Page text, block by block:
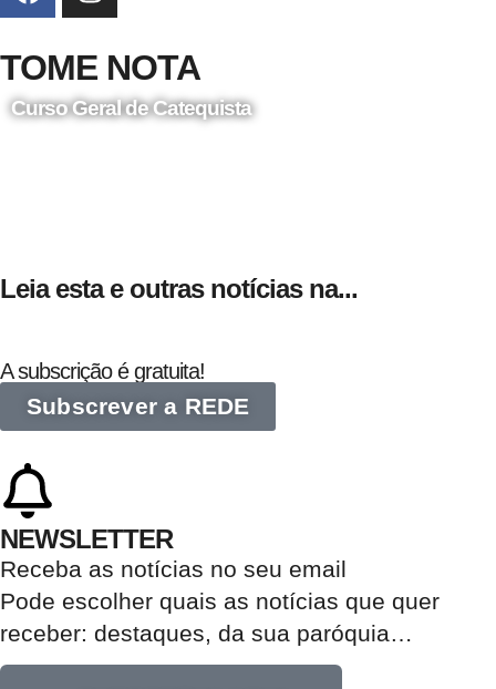
TOME NOTA
Curso Geral de Catequista
Leia esta e outras notícias na...
A subscrição é gratuita!
Subscrever a REDE
NEWSLETTER
Receba as notícias no seu email​
Pode escolher quais as notícias que quer
receber: destaques, da sua paróquia…